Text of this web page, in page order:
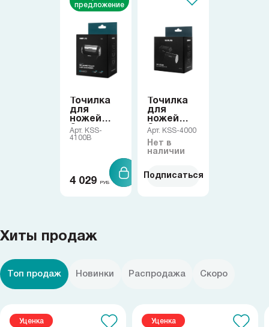
Samura в соцсетях
предложение
Точилка
для
ножей
Samura
Арт. KSS-
4100B
4 029 РУБ
Точилка
для
ножей
Samura
Арт. KSS-4000
Нет в
наличии
Подписаться
Хиты продаж
Топ продаж Новинки Распродажа Скоро
Уценка Уценка